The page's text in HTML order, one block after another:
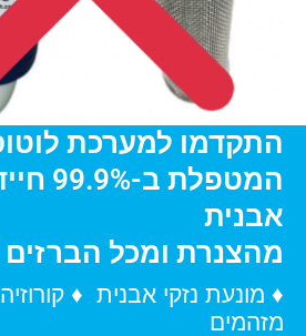
התקדמו למערכת
אבנית
מהצנרת ומכל
♦ מונעת נזקי אבנית ♦
מזהמים